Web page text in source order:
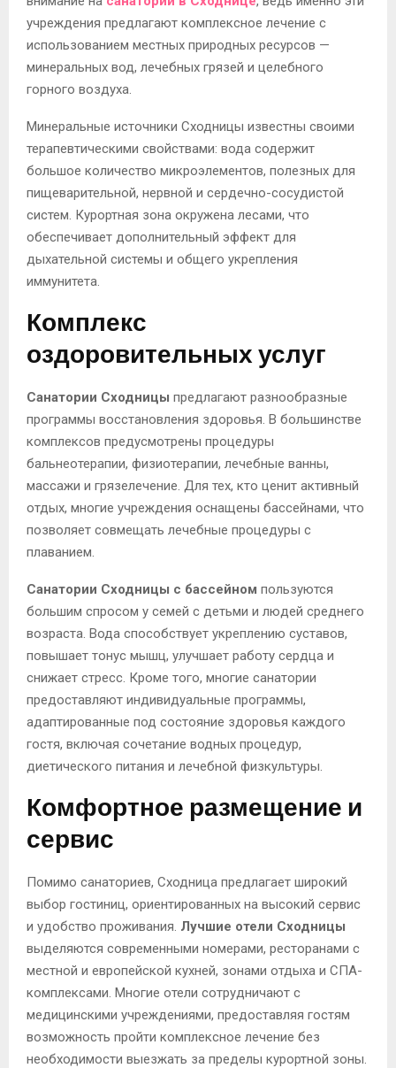
учреждения предлагают комплексное лечение с
использованием местных природных ресурсов —
минеральных вод, лечебных грязей и целебного
горного воздуха.
Минеральные источники Сходницы известны своими
терапевтическими свойствами: вода содержит
большое количество микроэлементов, полезных для
пищеварительной, нервной и сердечно-сосудистой
систем. Курортная зона окружена лесами, что
обеспечивает дополнительный эффект для
дыхательной системы и общего укрепления
иммунитета.
Комплекс
оздоровительных услуг
Санатории Сходницы предлагают разнообразные
программы восстановления здоровья. В большинстве
комплексов предусмотрены процедуры
бальнеотерапии, физиотерапии, лечебные ванны,
массажи и грязелечение. Для тех, кто ценит активный
отдых, многие учреждения оснащены бассейнами, что
позволяет совмещать лечебные процедуры с
плаванием.
Санатории Сходницы с бассейном пользуются
большим спросом у семей с детьми и людей среднего
возраста. Вода способствует укреплению суставов,
повышает тонус мышц, улучшает работу сердца и
снижает стресс. Кроме того, многие санатории
предоставляют индивидуальные программы,
адаптированные под состояние здоровья каждого
гостя, включая сочетание водных процедур,
диетического питания и лечебной физкультуры.
Комфортное размещение и
сервис
Помимо санаториев, Сходница предлагает широкий
выбор гостиниц, ориентированных на высокий сервис
и удобство проживания. Лучшие отели Сходницы
выделяются современными номерами, ресторанами с
местной и европейской кухней, зонами отдыха и СПА-
комплексами. Многие отели сотрудничают с
медицинскими учреждениями, предоставляя гостям
возможность пройти комплексное лечение без
необходимости выезжать за пределы курортной зоны.